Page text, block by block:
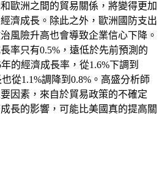
歐洲之間的貿易關係，將變得更加
濟成長。除此之外，歐洲國防支出
風險升高也會導致企業信心下降。
率只有0.5%，遠低於先前預測的
的經濟成長率，從1.6%下調到
從1.1%調降到0.8%。高盛分析師
因素，來自於貿易政策的不確定
長的影響，可能比美國真的提高關